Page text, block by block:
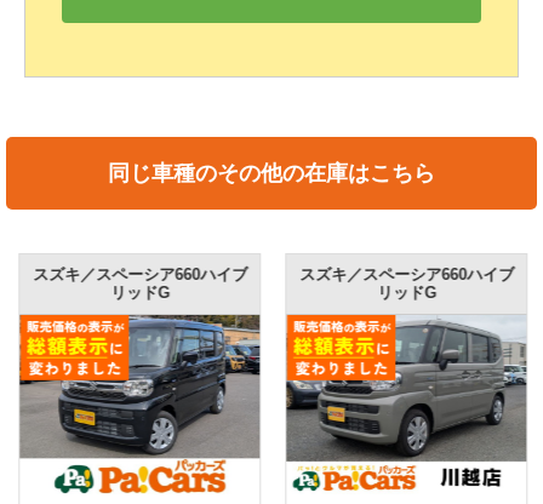
同じ車種のその他の在庫はこちら
スズキ／スペーシア660ハイブ
リッドG
スズキ／スペーシア660ハイブ
リッドG